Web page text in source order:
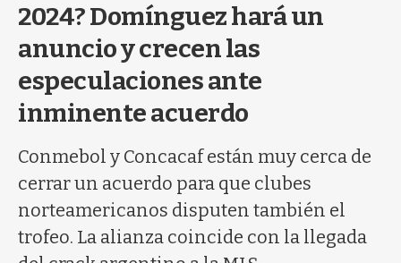
2024? Domínguez hará un
anuncio y crecen las
especulaciones ante
inminente acuerdo
Conmebol y Concacaf están muy cerca de
cerrar un acuerdo para que clubes
norteamericanos disputen también el
trofeo. La alianza coincide con la llegada